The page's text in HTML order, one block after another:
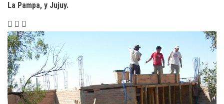
La Pampa, y Jujuy.